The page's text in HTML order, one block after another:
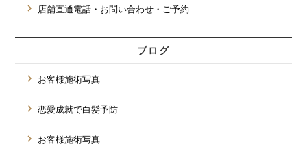
店舗直通電話・お問い合わせ・ご予約
ブログ
お客様施術写真
恋愛成就で白髪予防
お客様施術写真